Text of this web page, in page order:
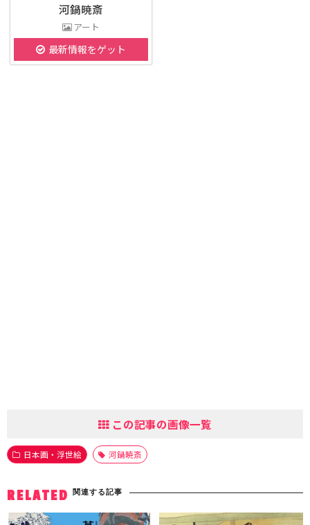
河鍋暁斎
アート
最新情報をゲット
この記事の画像一覧
日本画・浮世絵 河鍋暁斎
RELATED 関連する記事